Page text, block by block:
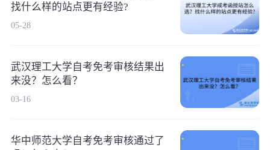
找什么样的站点更有经验?
05-28
武汉理工大学自考免考审核结果出
来没？怎么看？
03-16
华中师范大学自考免考审核通过了